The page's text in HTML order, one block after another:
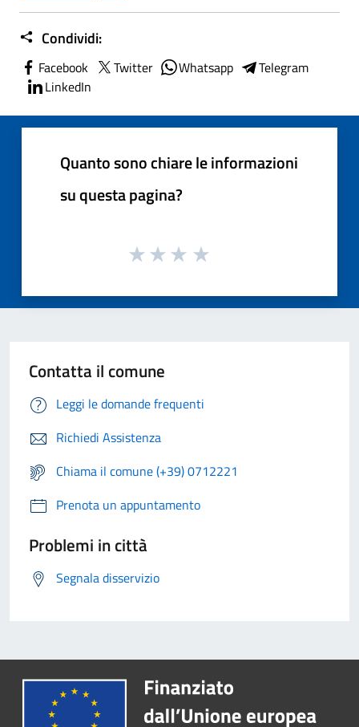
Condividi:
Facebook Twitter Whatsapp
Telegram
LinkedIn
Quanto sono chiare le informazioni
su questa pagina?
Contatta il comune
Leggi le domande frequenti
Richiedi Assistenza
Chiama il comune (+39) 0712221
Prenota un appuntamento
Problemi in città
Segnala disservizio